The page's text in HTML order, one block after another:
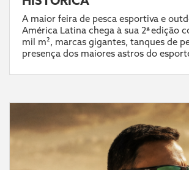
A maior feira de pesca esportiva e
América Latina chega à sua 2ª edição
mil m², marcas gigantes, tanques de
presença dos maiores astros do